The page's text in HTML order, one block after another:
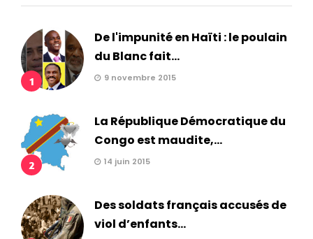
1
De l'impunité en Haïti : le poulain
du Blanc fait...
9 novembre 2015
2
La République Démocratique du
Congo est maudite,...
14 juin 2015
Des soldats français accusés de
viol d’enfants...